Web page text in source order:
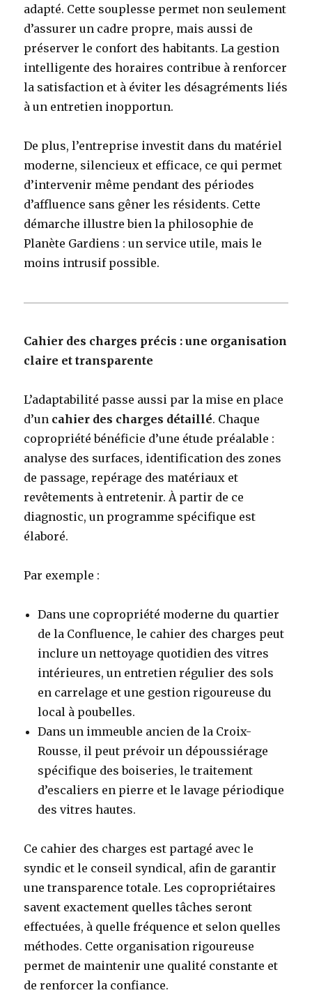
adapté. Cette souplesse permet non seulement
d’assurer un cadre propre, mais aussi de
préserver le confort des habitants. La gestion
intelligente des horaires contribue à renforcer
la satisfaction et à éviter les désagréments liés
à un entretien inopportun.
De plus, l’entreprise investit dans du matériel
moderne, silencieux et efficace, ce qui permet
d’intervenir même pendant des périodes
d’affluence sans gêner les résidents. Cette
démarche illustre bien la philosophie de
Planète Gardiens : un service utile, mais le
moins intrusif possible.
Cahier des charges précis : une organisation
claire et transparente
L’adaptabilité passe aussi par la mise en place
d’un cahier des charges détaillé. Chaque
copropriété bénéficie d’une étude préalable :
analyse des surfaces, identification des zones
de passage, repérage des matériaux et
revêtements à entretenir. À partir de ce
diagnostic, un programme spécifique est
élaboré.
Par exemple :
Dans une copropriété moderne du quartier
de la Confluence, le cahier des charges peut
inclure un nettoyage quotidien des vitres
intérieures, un entretien régulier des sols
en carrelage et une gestion rigoureuse du
local à poubelles.
Dans un immeuble ancien de la Croix-
Rousse, il peut prévoir un dépoussiérage
spécifique des boiseries, le traitement
d’escaliers en pierre et le lavage périodique
des vitres hautes.
Ce cahier des charges est partagé avec le
syndic et le conseil syndical, afin de garantir
une transparence totale. Les copropriétaires
savent exactement quelles tâches seront
effectuées, à quelle fréquence et selon quelles
méthodes. Cette organisation rigoureuse
permet de maintenir une qualité constante et
de renforcer la confiance.